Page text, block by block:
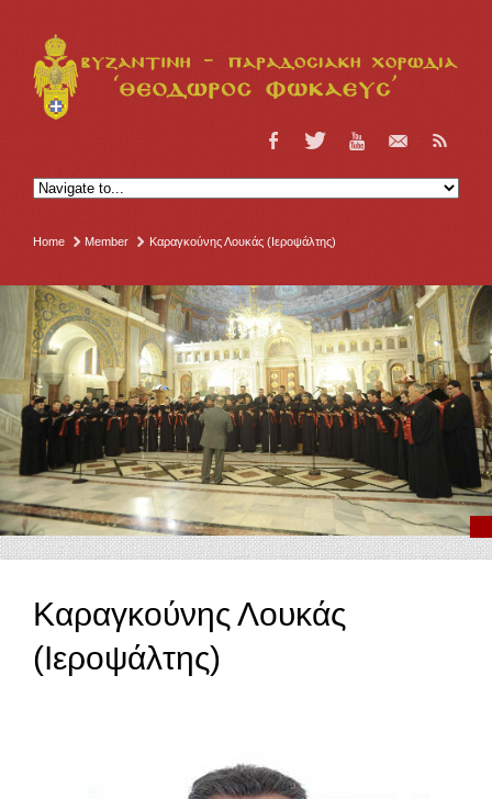
Home Member Καραγκούνης Λουκάς (Ιεροψάλτης)
Καραγκούνης Λουκάς
(Ιεροψάλτης)